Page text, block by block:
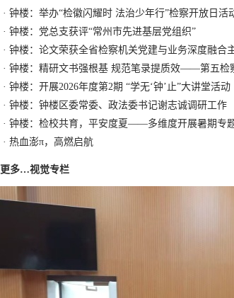
· 钟楼：举办“检徽闪耀时 法治少年行”检察开放日活
· 钟楼：党总支获评“常州市先进基层党组织”
· 钟楼：论文荣获全省检察机关党建与业务深度融合
· 钟楼：精研文书强根基 规范笔录提质效——第五检
· 钟楼：开展2026年度第2期 “学无‘钟’止”大讲堂活动
· 钟楼：钟楼区委常委、政法委书记谢志诚调研工作
· 钟楼：检校共育，平安度夏——多维度开展暑期专
· 热血澎π，高燃启航
更多…视觉专栏